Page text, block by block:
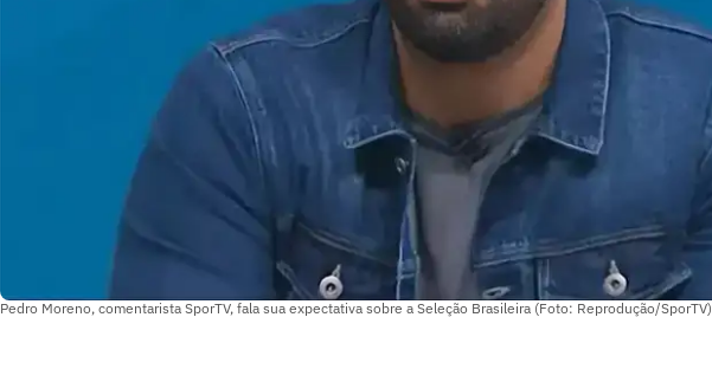
Pedro Moreno, comentarista SporTV, fala sua expectativa sobre a Seleção Brasileira (Foto: Reprodução/SporTV)